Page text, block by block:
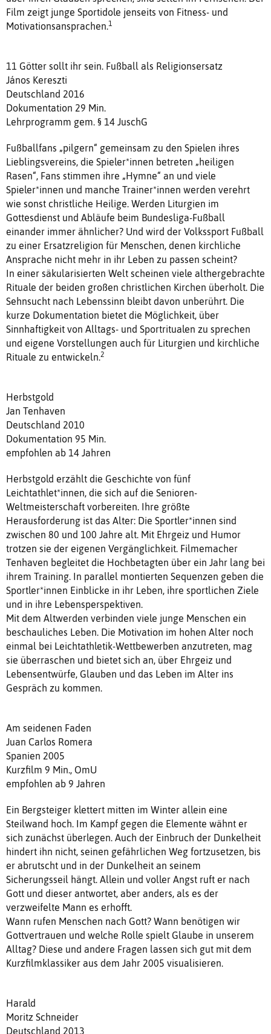
Film zeigt junge Sportidole jenseits von Fitness- und
Motivationsansprachen.1
11 Götter sollt ihr sein. Fußball als Religionsersatz
János Kereszti
Deutschland 2016
Dokumentation 29 Min.
Lehrprogramm gem. § 14 JuschG
Fußballfans „pilgern“ gemeinsam zu den Spielen ihres
Lieblingsvereins, die Spieler*innen betreten „heiligen
Rasen“, Fans stimmen ihre „Hymne“ an und viele
Spieler*innen und manche Trainer*innen werden verehrt
wie sonst christliche Heilige. Werden Liturgien im
Gottesdienst und Abläufe beim Bundesliga-Fußball
einander immer ähnlicher? Und wird der Volkssport Fußball
zu einer Ersatzreligion für Menschen, denen kirchliche
Ansprache nicht mehr in ihr Leben zu passen scheint?
In einer säkularisierten Welt scheinen viele althergebrachte
Rituale der beiden großen christlichen Kirchen überholt. Die
Sehnsucht nach Lebenssinn bleibt davon unberührt. Die
kurze Dokumentation bietet die Möglichkeit, über
Sinnhaftigkeit von Alltags- und Sportritualen zu sprechen
und eigene Vorstellungen auch für Liturgien und kirchliche
Rituale zu entwickeln.2
Herbstgold
Jan Tenhaven
Deutschland 2010
Dokumentation 95 Min.
empfohlen ab 14 Jahren
Herbstgold erzählt die Geschichte von fünf
Leichtathlet*innen, die sich auf die Senioren-
Weltmeisterschaft vorbereiten. Ihre größte
Herausforderung ist das Alter: Die Sportler*innen sind
zwischen 80 und 100 Jahre alt. Mit Ehrgeiz und Humor
trotzen sie der eigenen Vergänglichkeit. Filmemacher
Tenhaven begleitet die Hochbetagten über ein Jahr lang bei
ihrem Training. In parallel montierten Sequenzen geben die
Sportler*innen Einblicke in ihr Leben, ihre sportlichen Ziele
und in ihre Lebensperspektiven.
Mit dem Altwerden verbinden viele junge Menschen ein
beschauliches Leben. Die Motivation im hohen Alter noch
einmal bei Leichtathletik-Wettbewerben anzutreten, mag
sie überraschen und bietet sich an, über Ehrgeiz und
Lebensentwürfe, Glauben und das Leben im Alter ins
Gespräch zu kommen.
Am seidenen Faden
Juan Carlos Romera
Spanien 2005
Kurzfilm 9 Min., OmU
empfohlen ab 9 Jahren
Ein Bergsteiger klettert mitten im Winter allein eine
Steilwand hoch. Im Kampf gegen die Elemente wähnt er
sich zunächst überlegen. Auch der Einbruch der Dunkelheit
hindert ihn nicht, seinen gefährlichen Weg fortzusetzen, bis
er abrutscht und in der Dunkelheit an seinem
Sicherungsseil hängt. Allein und voller Angst ruft er nach
Gott und dieser antwortet, aber anders, als es der
verzweifelte Mann es erhofft.
Wann rufen Menschen nach Gott? Wann benötigen wir
Gottvertrauen und welche Rolle spielt Glaube in unserem
Alltag? Diese und andere Fragen lassen sich gut mit dem
Kurzfilmklassiker aus dem Jahr 2005 visualisieren.
Harald
Moritz Schneider
Deutschland 2013